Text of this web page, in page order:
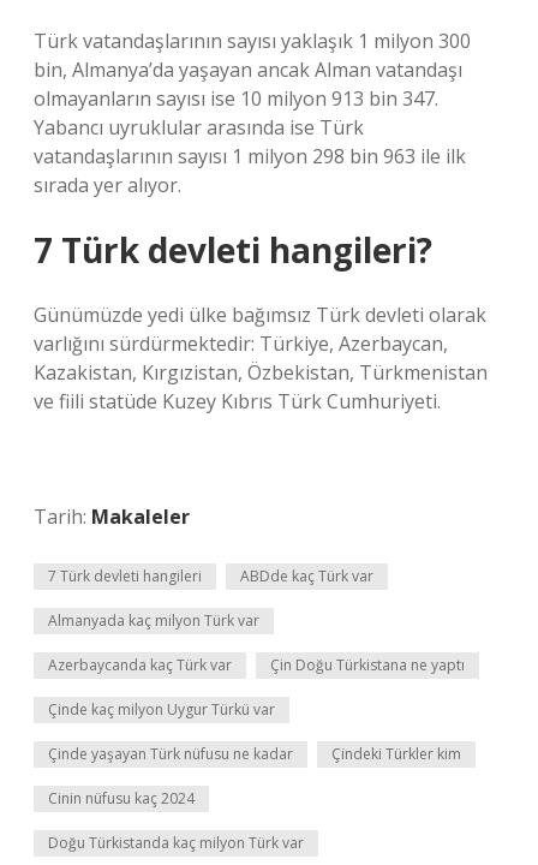
Türk vatandaşlarının sayısı yaklaşık 1 milyon 300
bin, Almanya’da yaşayan ancak Alman vatandaşı
olmayanların sayısı ise 10 milyon 913 bin 347.
Yabancı uyruklular arasında ise Türk
vatandaşlarının sayısı 1 milyon 298 bin 963 ile ilk
sırada yer alıyor.
7 Türk devleti hangileri?
Günümüzde yedi ülke bağımsız Türk devleti olarak
varlığını sürdürmektedir: Türkiye, Azerbaycan,
Kazakistan, Kırgızistan, Özbekistan, Türkmenistan
ve fiili statüde Kuzey Kıbrıs Türk Cumhuriyeti.
Tarih: Makaleler
7 Türk devleti hangileri ABDde kaç Türk var
Almanyada kaç milyon Türk var
Azerbaycanda kaç Türk var Çin Doğu Türkistana ne yaptı
Çinde kaç milyon Uygur Türkü var
Çinde yaşayan Türk nüfusu ne kadar Çindeki Türkler kim
Cinin nüfusu kaç 2024
Doğu Türkistanda kaç milyon Türk var